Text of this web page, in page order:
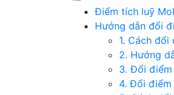
Điểm tích luỹ
Hướng dẫn đổi
1. Cách đổi
2. Hướng
3. Đổi
4. Đổi điểm